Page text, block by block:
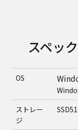
スペッ
OS
ストレー
ジ